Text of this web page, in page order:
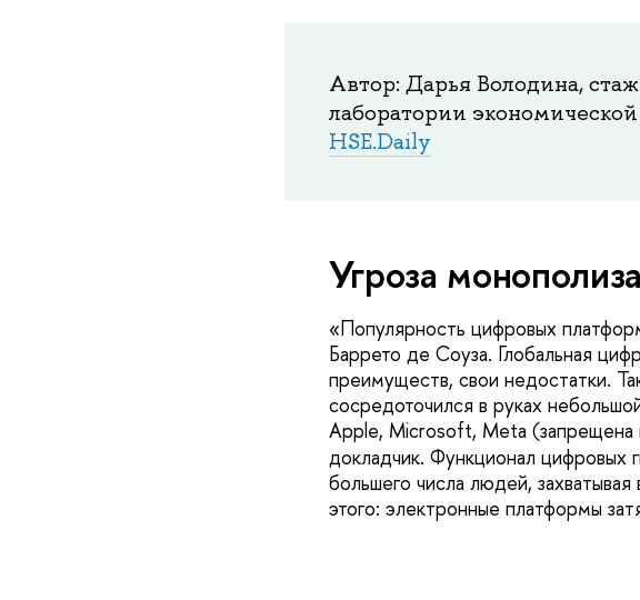
Автор: Дарья Володина,
лаборатории
HSE.Daily
Угроза
«Популярность цифровых
Баррето де Соуза. Глобальная
преимуществ, свои недостатки.
сосредоточился в руках
Apple, Microsoft, Meta (запрещена
докладчик. Функционал цифровых
большего числа людей,
этого: электронные платформы